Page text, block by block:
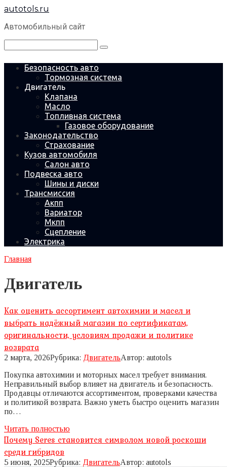
Перейти
контенту
autotols.ru
Автомобильный сайт
Безопасность авто
Тормозная система
Двигатель
Клапана
Масло
Топливная система
Газовое оборудование
Законодательство
Страхование
Кузов автомобиля
Салон авто
Подвеска авто
Шины и диски
Трансмиссия
Акпп
Вариатор
Мкпп
Сцепление
Электрика
Главная
Двигатель
Как оценить ассортимент автохимии и масел и
выбрать надёжный магазин по сертификатам,
оригинальности, условиям продажи и политике
возврата
2 марта, 2026Рубрика: ДвигательАвтор: autotols
Покупка автохимии и моторных масел требует внимания.
Неправильный выбор влияет на двигатель и безопасность.
Продавцы отличаются ассортиментом, проверками качества
и политикой возврата. Важно уметь быстро оценить магазин
по…
Читать полностью
Почему Seres становится символом новой роскоши
среди гибридов
5 июня, 2025Рубрика: ДвигательАвтор: autotols